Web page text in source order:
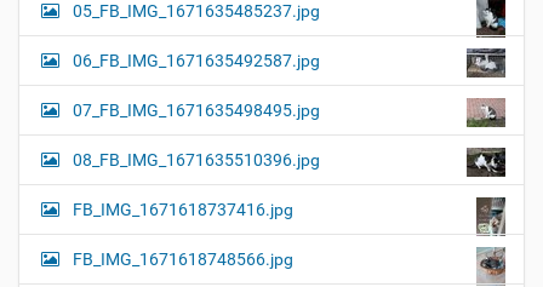
05_FB_IMG_1671635485237.jpg
06_FB_IMG_1671635492587.jpg
07_FB_IMG_1671635498495.jpg
08_FB_IMG_1671635510396.jpg
FB_IMG_1671618737416.jpg
FB_IMG_1671618748566.jpg